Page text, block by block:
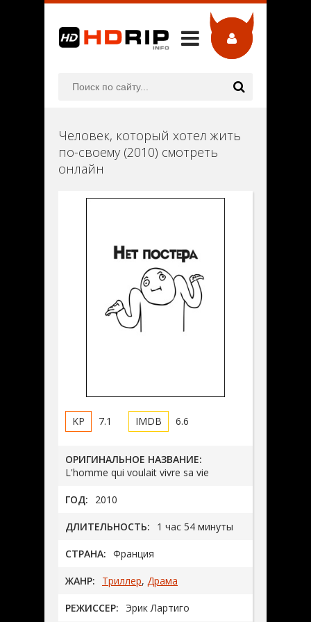
Человек, который хотел жить
по-своему (2010) смотреть
онлайн
7.1 6.6
ОРИГИНАЛЬНОЕ НАЗВАНИЕ:
L'homme qui voulait vivre sa vie
ГОД: 2010
ДЛИТЕЛЬНОСТЬ: 1 час 54 минуты
СТРАНА: Франция
ЖАНР: Триллер, Драма
РЕЖИССЕР: Эрик Лартиго